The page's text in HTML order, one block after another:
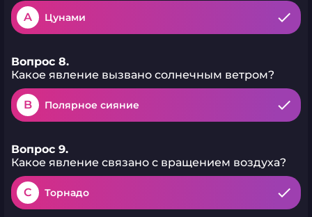
A Цунами
Вопрос 8.
Какое явление вызвано солнечным ветром?
B Полярное сияние
Вопрос 9.
Какое явление связано с вращением воздуха?
C Торнадо